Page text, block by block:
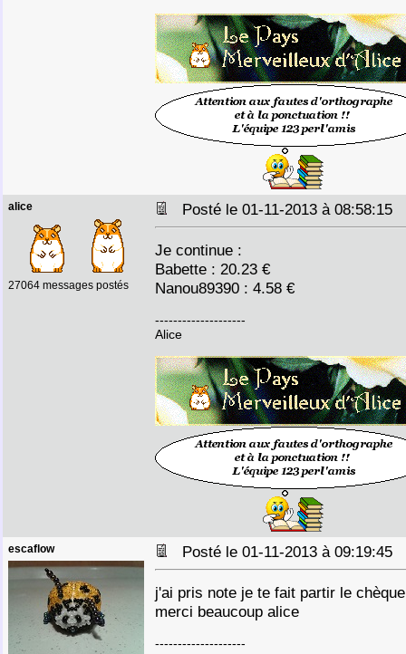
alice
27064 messages postés
Posté le 01-11-2013 à 08:58:15
Je continue :
Babette : 20.23 €
Nanou89390 : 4.58 €
--------------------
Alice
escaflow Posté le 01-11-2013 à 09:19:45
j'ai pris note je te fait partir le
merci beaucoup alice
--------------------